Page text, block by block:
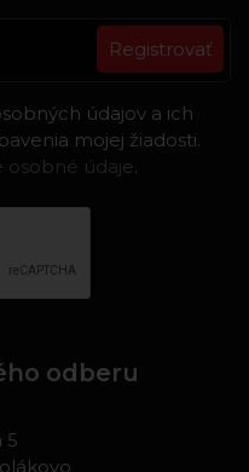
Registrovať
údajov a ich
mojej žiadosti.
osobné údaje.
odberu
5